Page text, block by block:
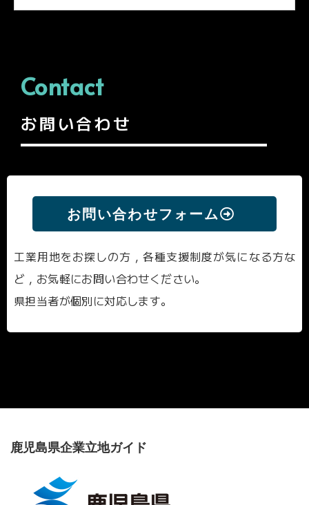
Contact
お問い合わせ
お問い合わせフォーム
工業用地をお探しの方，各種支援制度が気になる方な
ど，お気軽にお問い合わせください。
県担当者が個別に対応します。
鹿児島県企業立地ガイド